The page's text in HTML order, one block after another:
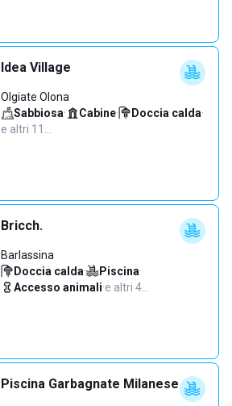
Idea Village
Olgiate Olona
Sabbiosa· Cabine· Doccia calda·
e altri 11…
Bricch.
Barlassina
Doccia calda· Piscina·
Accesso animali·e altri 4…
Piscina Garbagnate Milanese